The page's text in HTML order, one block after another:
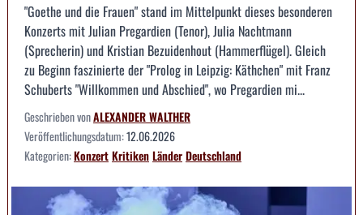
"Goethe und die Frauen" stand im Mittelpunkt dieses besonderen
Konzerts mit Julian Pregardien (Tenor), Julia Nachtmann
(Sprecherin) und Kristian Bezuidenhout (Hammerflügel). Gleich
zu Beginn faszinierte der "Prolog in Leipzig: Käthchen" mit Franz
Schuberts "Willkommen und Abschied", wo Pregardien mi...
Geschrieben vonALEXANDER WALTHER
Veröffentlichungsdatum:12.06.2026
Kategorien:KonzertKritikenLänderDeutschland